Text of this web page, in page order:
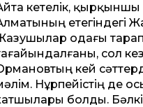
кетелік,
етегіндегі
одағы
сол
кей
Нұрпейістің де
болды.